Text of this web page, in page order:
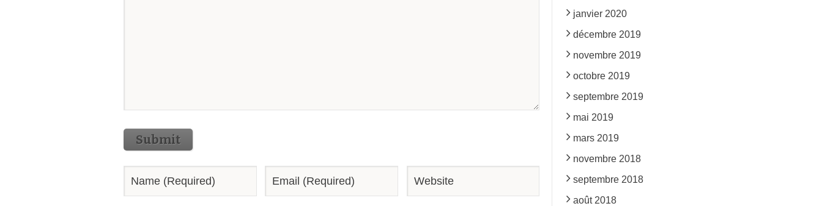
Submit
janvier 2020
décembre 2019
novembre 2019
octobre 2019
septembre 2019
mai 2019
mars 2019
novembre 2018
septembre 2018
août 2018